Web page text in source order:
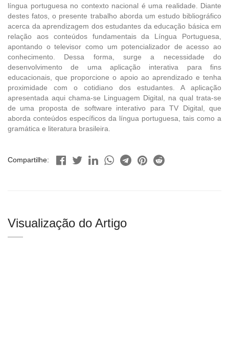
língua portuguesa no contexto nacional é uma realidade. Diante
destes fatos, o presente trabalho aborda um estudo bibliográfico
acerca da aprendizagem dos estudantes da educação básica em
relação aos conteúdos fundamentais da Língua Portuguesa,
apontando o televisor como um potencializador de acesso ao
conhecimento. Dessa forma, surge a necessidade do
desenvolvimento de uma aplicação interativa para fins
educacionais, que proporcione o apoio ao aprendizado e tenha
proximidade com o cotidiano dos estudantes. A aplicação
apresentada aqui chama-se Linguagem Digital, na qual trata-se
de uma proposta de software interativo para TV Digital, que
aborda conteúdos específicos da língua portuguesa, tais como a
gramática e literatura brasileira.
Compartilhe:
Visualização do Artigo